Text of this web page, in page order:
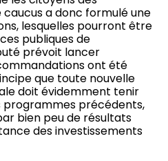
a donc formulé une
lesquelles pourront être
publiques de
prévoit lancer
ont été
que toute nouvelle
doit évidemment tenir
précédents,
bien peu de résultats
des investissements